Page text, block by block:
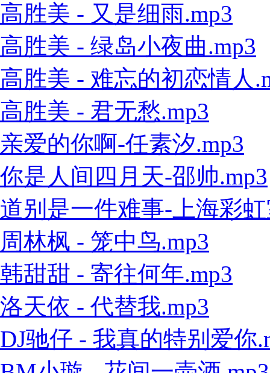
高胜美 - 又是细雨.mp3
高胜美 - 绿岛小夜曲.mp3
高胜美 - 难忘的初恋情人
高胜美 - 君无愁.mp3
亲爱的你啊-任素汐.mp3
你是人间四月天-邵帅.mp3
道别是一件难事-上海彩
周林枫 - 笼中鸟.mp3
韩甜甜 - 寄往何年.mp3
洛天依 - 代替我.mp3
DJ驰仔 - 我真的特别爱你